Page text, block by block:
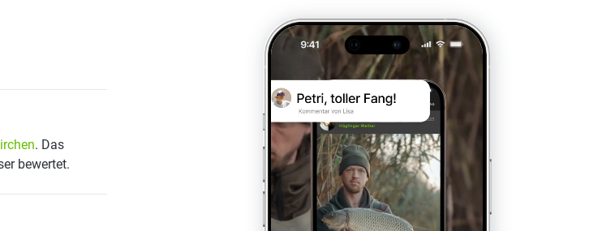
. Das
bewertet.